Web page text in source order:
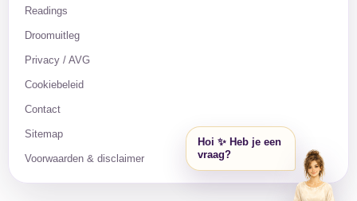
Readings
Droomuitleg
Privacy / AVG
Cookiebeleid
Contact
Sitemap
Voorwaarden & disclaimer
Hoi ✨ Heb je een
vraag?